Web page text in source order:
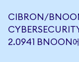
CIBRON/
2.0941 BNOON